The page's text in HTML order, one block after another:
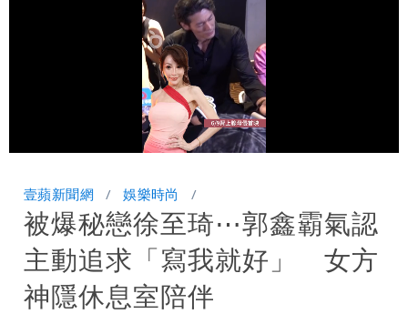
舉 停用誰負責？
「民間買到1500萬劑BNT補疫苗缺
口」 徐巧芯：民進黨當年刻意阻擋
47歲婦腹痛就醫才知懷孕「1小時後生
了」 26歲女兒：震驚神奇
Loaded
100.00%
壹蘋新聞網 娛樂時尚
被爆秘戀徐至琦⋯郭鑫霸氣認
主動追求「寫我就好」 女方
神隱休息室陪伴